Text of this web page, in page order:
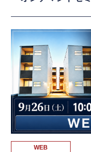
WEB